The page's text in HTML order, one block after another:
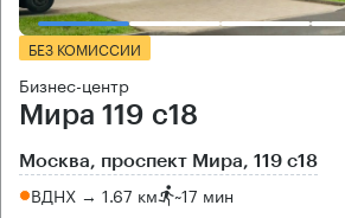
БЕЗ КОМИССИИ
Бизнес-центр
Мира 119 с18
Москва, проспект Мира, 119 с18
ВДНХ → 1.67 км ~17 мин